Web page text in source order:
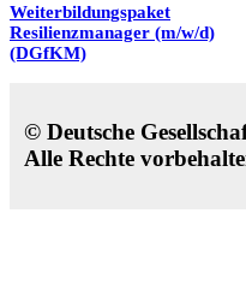
Weiterbildungspaket
Resilienzmanager (m/w/d)
(DGfKM)
© Deutsche
Alle Rechte